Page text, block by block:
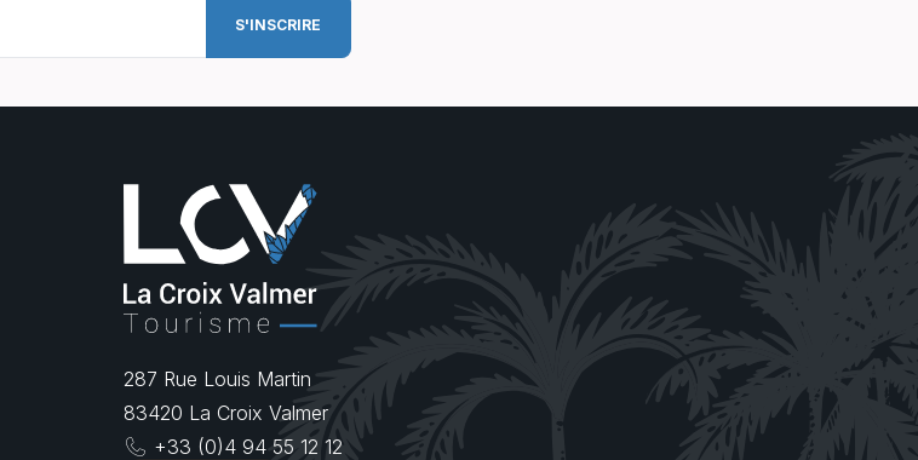
287 Rue Louis Martin
83420 La Croix Valmer
+33 (0)4 94 55 12 12